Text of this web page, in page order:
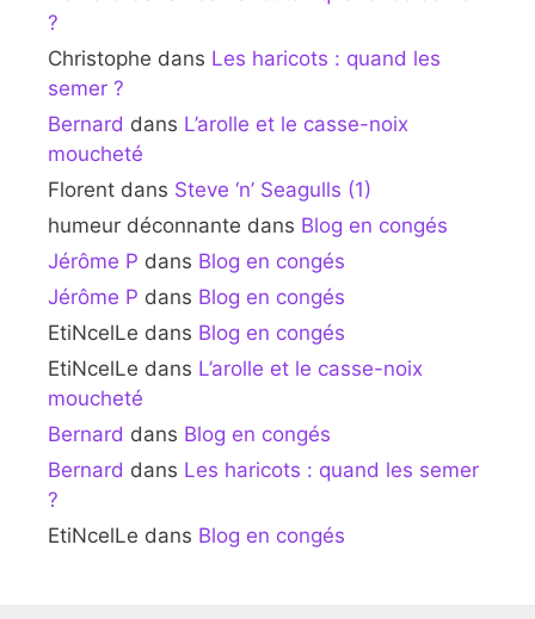
?
Christophe dans Les haricots : quand les
semer ?
Bernard dans L’arolle et le casse-noix
moucheté
Florent dans Steve ‘n’ Seagulls (1)
humeur déconnante dans Blog en congés
Jérôme P dans Blog en congés
Jérôme P dans Blog en congés
EtiNcelLe dans Blog en congés
EtiNcelLe dans L’arolle et le casse-noix
moucheté
Bernard dans Blog en congés
Bernard dans Les haricots : quand les semer
?
EtiNcelLe dans Blog en congés